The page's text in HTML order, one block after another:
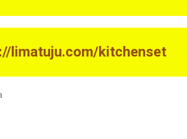
limatuju.com/kitchenset